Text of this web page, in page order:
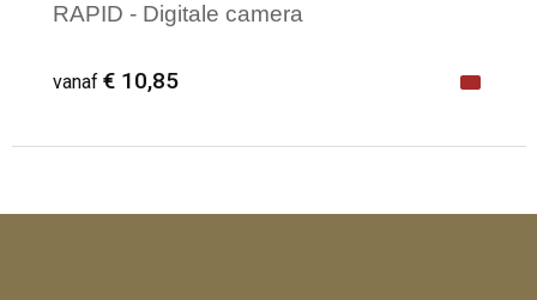
RAPID - Digitale camera
vanaf € 10,85
Minimale afname: 1